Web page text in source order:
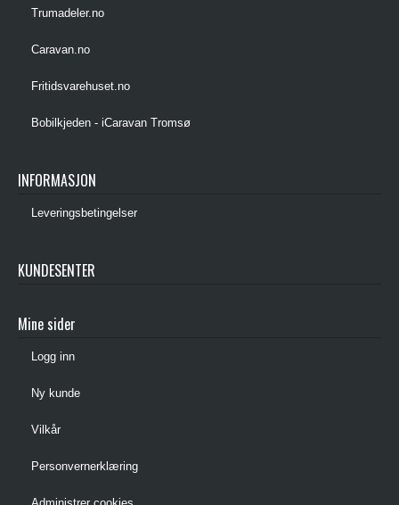
Trumadeler.no
Caravan.no
Fritidsvarehuset.no
Bobilkjeden - iCaravan Tromsø
INFORMASJON
Leveringsbetingelser
KUNDESENTER
Mine sider
Logg inn
Ny kunde
Vilkår
Personvernerklæring